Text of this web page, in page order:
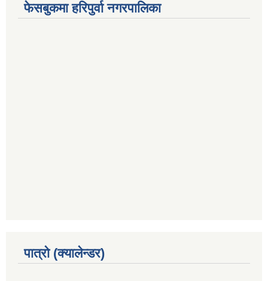
फेसबुकमा हरिपुर्वा नगरपालिका
पात्रो (क्यालेन्डर)